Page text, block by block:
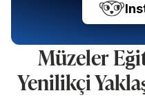
Müzeler
Yenilikçi